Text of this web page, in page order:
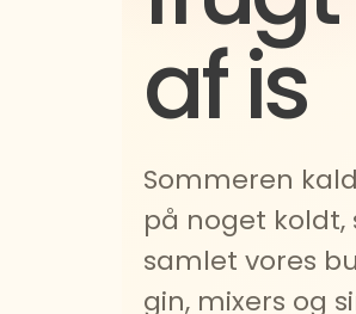
af is
Sommeren
på noget koldt,
samlet vores
gin, mixers og